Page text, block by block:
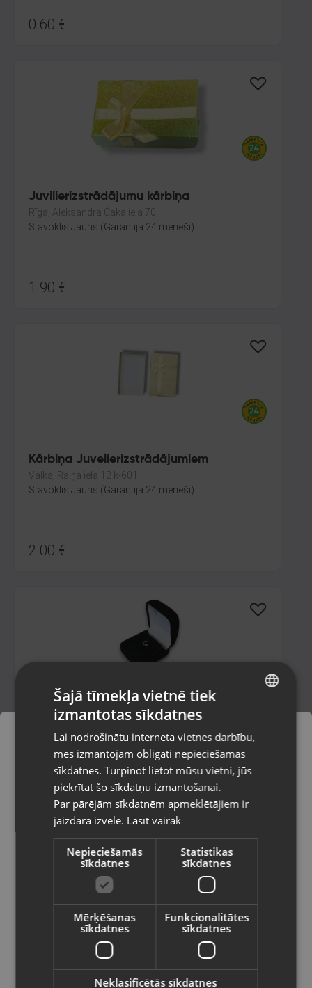
0.60 €
Juvilierizstrādājumu kārbiņa
Rīga, Aleksandra Čaka iela 70
Stāvoklis Jauns (Garantija 24 mēneši)
1.90 €
Kārbiņa Juvelierizstrādājumiem
Valka, Raiņa iela 12 k-601
Stāvoklis Jauns (Garantija 24 mēneši)
2.00 €
Kastīte Juvelierizstrādājumiem
Rīga, Brīvības gatve 432
Stāvoklis Jauns (Garantija 24 mēneši)
2.60€
Kastīte Juvelierizstrādājumiem
Pasūtījumi tiks piegādāti uz
izvēlēto valsti
Vietnes saturs būs attēlots izvēlētajā
valodā
Valsts
Latviešu / Latvian
RUSSIAN
Šajā tīmekļa vietnē tiek
izmantotas sīkdatnes
Lai nodrošinātu interneta vietnes darbību,
mēs izmantojam obligāti nepieciešamās
sīkdatnes. Turpinot lietot mūsu vietni, jūs
piekrītat šo sīkdatņu izmantošanai.
Par pārējām sīkdatnēm apmeklētājiem ir
jāizdara izvēle. Lasīt vairāk
Nepieciešamās
sīkdatnes
Statistikas
sīkdatnes
Mērķēšanas
sīkdatnes
Funkcionalitātes
sīkdatnes
Neklasificētās sīkdatnes